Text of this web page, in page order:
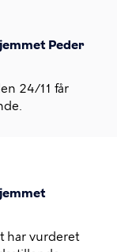
Peder
24/11 får
har vurderet